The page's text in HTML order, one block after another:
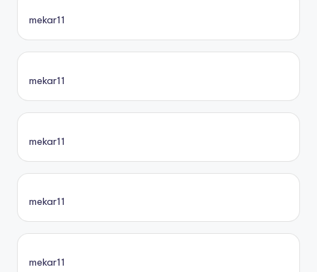
mekar11
mekar11
mekar11
mekar11
mekar11